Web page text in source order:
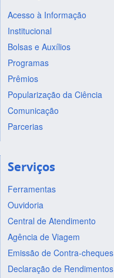
Acesso à Informação
Institucional
Bolsas e Auxílios
Programas
Prêmios
Popularização da Ciência
Comunicação
Parcerias
Serviços
Ferramentas
Ouvidoria
Central de Atendimento
Agência de Viagem
Emissão de Contra-cheques
Declaração de Rendimentos